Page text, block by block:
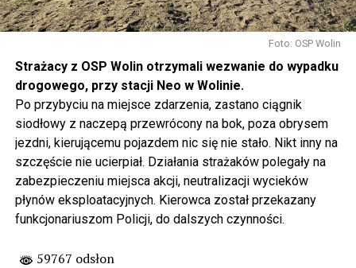
Foto: OSP Wolin
Strażacy z OSP Wolin otrzymali wezwanie do wypadku
drogowego, przy stacji Neo w Wolinie.
Po przybyciu na miejsce zdarzenia, zastano ciągnik
siodłowy z naczepą przewrócony na bok, poza obrysem
jezdni, kierującemu pojazdem nic się nie stało. Nikt inny na
szczęście nie ucierpiał. Działania strażaków polegały na
zabezpieczeniu miejsca akcji, neutralizacji wycieków
płynów eksploatacyjnych. Kierowca został przekazany
funkcjonariuszom Policji, do dalszych czynności.
59767 odsłon